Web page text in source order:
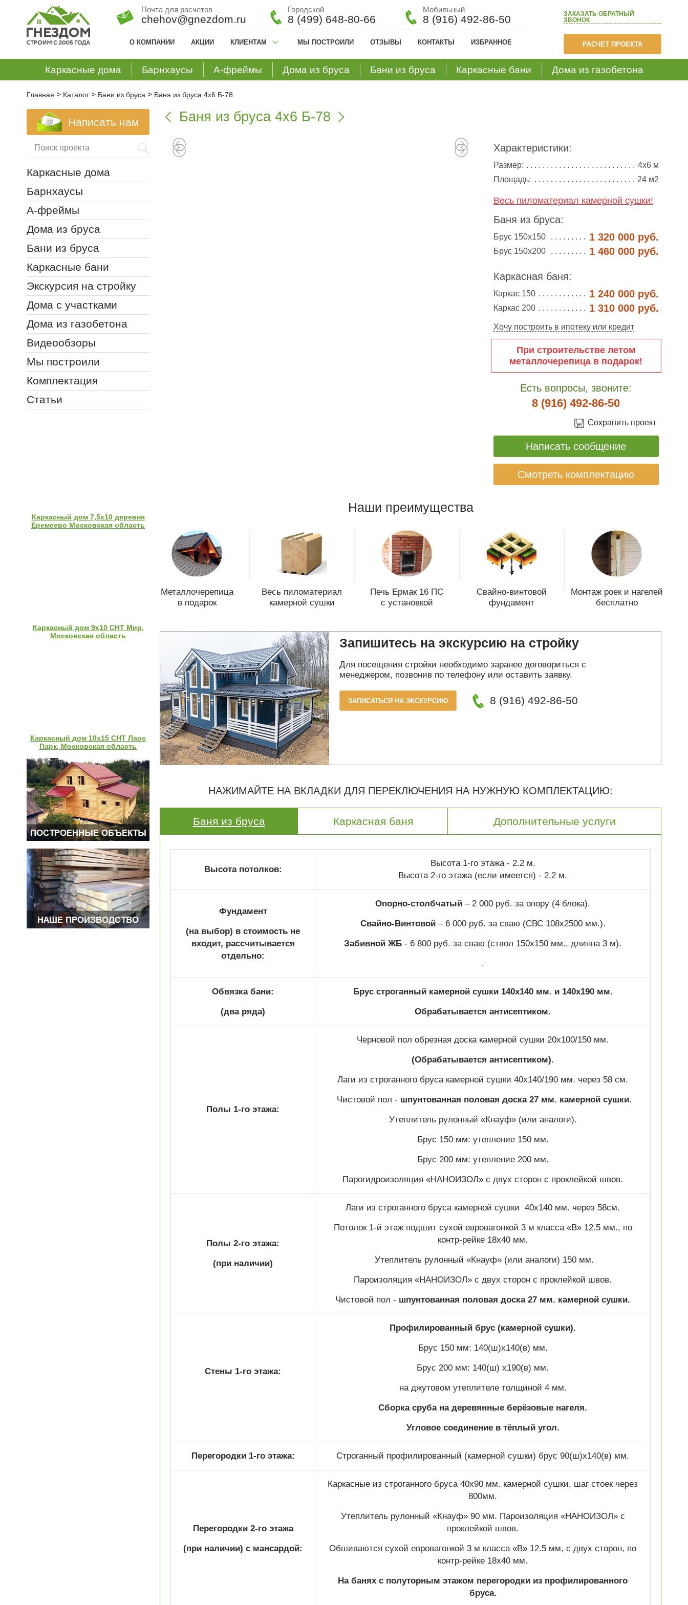
ЗАКАЗАТЬ ОБРАТНЫЙ
ЗВОНОК
РАСЧЕТ ПРОЕКТА
Почта для расчетов
chehov@gnezdom.ru
Городской
8 (499) 648-80-66
Мобильный
8 (916) 492-86-50
О КОМПАНИИ АКЦИИ КЛИЕНТАМ МЫ ПОСТРОИЛИ ОТЗЫВЫ КОНТАКТЫ ИЗБРАННОЕ
Каркасные дома Барнхаусы А-фреймы Дома из бруса Бани из бруса Каркасные бани Дома из газобетона
Главная > Каталог > Бани из бруса > Баня из бруса 4х6 Б-78
 Баня из бруса 4х6 Б-78 
Характеристики:
Размер:
4х6 м
Площадь:
24 м2
Весь пиломатериал камерной сушки!
Баня из бруса:
Брус 150х150 1 320 000 руб.
Брус 150х200 1 460 000 руб.
Каркасная баня:
Каркас 150 1 240 000 руб.
Каркас 200 1 310 000 руб.
Хочу построить в ипотеку или кредит
При строительстве летом
металлочерепица в подарок!
Есть вопросы, звоните:
8 (916) 492-86-50
Сохранить проект
Написать сообщение
Смотреть комплектацию
Наши преимущества
Металлочерепица
в подарок
Весь пиломатериал
камерной сушки
Печь Ермак 16 ПС
с установкой
Свайно-винтовой
фундамент
Монтаж роек и нагелей
бесплатно
Запишитесь на экскурсию на стройку
Для посещения стройки необходимо заранее договориться с
менеджером, позвонив по телефону или оставить заявку.
ЗАПИСАТЬСЯ НА ЭКСКУРСИЮ 8 (916) 492-86-50
НАЖИМАЙТЕ НА ВКЛАДКИ ДЛЯ ПЕРЕКЛЮЧЕНИЯ НА НУЖНУЮ КОМПЛЕКТАЦИЮ:
Баня из бруса Каркасная баня Дополнительные услуги
Высота потолков:
Высота 1-го этажа - 2.2 м.
Высота 2-го этажа (если имеется) - 2.2 м.
Фундамент
(на выбор) в стоимость не
входит, рассчитывается
отдельно:
Опорно-столбчатый – 2 000 руб. за опору (4 блока).
Свайно-Винтовой– 6 000 руб. за сваю (СВС 108х2500 мм.).
Забивной ЖБ - 6 800 руб. за сваю (ствол 150х150 мм., длинна 3 м).
.
Обвязка бани:
(два ряда)
Брус строганный камерной сушки 140х140 мм. и 140х190 мм.
Обрабатывается антисептиком.
Полы 1-го этажа:
Черновой пол обрезная доска камерной сушки 20х100/150 мм.
(Обрабатывается антисептиком).
Лаги из строганного бруса камерной сушки 40х140/190 мм. через 58 см.
Чистовой пол - шпунтованная половая доска 27 мм. камерной сушки.
Утеплитель рулонный «Кнауф» (или аналоги).
Брус 150 мм: утепление 150 мм.
Брус 200 мм: утепление 200 мм.
Парогидроизоляция «НАНОИЗОЛ» с двух сторон с проклейкой швов.
Полы 2-го этажа:
(при наличии)
Лаги из строганного бруса камерной сушки 40х140 мм. через 58см.
Потолок 1-й этаж подшит сухой евровагонкой 3 м класса «В» 12.5 мм., по
контр-рейке 18х40 мм.
Утеплитель рулонный «Кнауф» (или аналоги) 150 мм.
Пароизоляция «НАНОИЗОЛ» с двух сторон с проклейкой швов.
Чистовой пол - шпунтованная половая доска 27 мм. камерной сушки.
Стены 1-го этажа:
Профилированный брус (камерной сушки).
Брус 150 мм: 140(ш)х140(в) мм.
Брус 200 мм: 140(ш) х190(в) мм.
на джутовом утеплителе толщиной 4 мм.
Сборка сруба на деревянные берёзовые нагеля.
Угловое соединение в тёплый угол.
Перегородки 1-го этажа: Строганный профилированный (камерной сушки) брус 90(ш)х140(в) мм.
Перегородки 2-го этажа
(при наличии) с мансардой:
Каркасные из строганного бруса 40х90 мм. камерной сушки, шаг стоек через
800мм.
Утеплитель рулонный «Кнауф» 90 мм. Пароизоляция «НАНОИЗОЛ» с
проклейкой швов.
Обшиваются сухой евровагонкой 3 м класса «В» 12.5 мм, с двух сторон, по
контр-рейке 18х40 мм.
На банях с полуторным этажом перегородки из профилированного
бруса.
Написать нам
Каркасные дома
Барнхаусы
А-фреймы
Дома из бруса
Бани из бруса
Каркасные бани
Экскурсия на стройку
Дома с участками
Дома из газобетона
Видеообзоры
Мы построили
Комплектация
Статьи
Каркасный дом 7,5х10 деревня
Еремеево Московская область
Каркасный дом 9х10 СНТ Мир,
Московская область
Каркасный дом 10х15 СНТ Лаос
Парк, Московская область